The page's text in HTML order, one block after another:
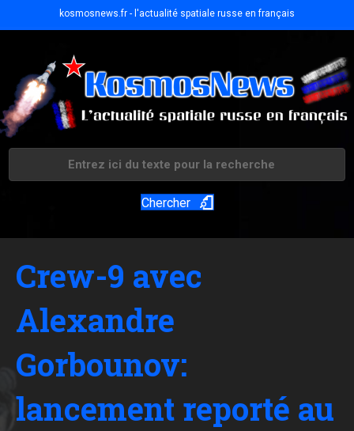
kosmosnews.fr - l'actualité spatiale russe en français
Chercher
Crew-9 avec
Alexandre
Gorbounov:
lancement reporté au